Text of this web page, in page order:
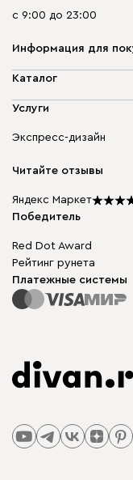
с 9:00 до 23:00
Информация для
О компании
Доставка и оплата
диван.клуб
Карьера
Подарочные
Мы в прессе
Каталог
Мягкая мебель
Бескаркасная мебель
Столы и стулья
Услуги
Экспресс-дизайн
Читайте отзывы
Яндекс Маркет
Победитель
Red Dot Award
Рейтинг рунета
Платежные системы